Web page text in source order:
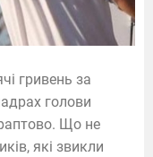
гривень за
голови
Що не
які звикли